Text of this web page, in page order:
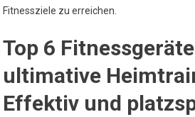
Fitnessziele zu erreichen.
Top 6
ultimative
Effektiv und